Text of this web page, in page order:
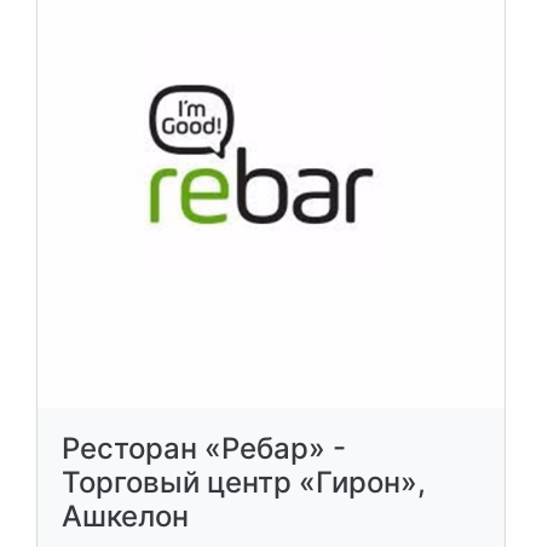
Ресторан «Ребар» -
Торговый центр «Гирон»,
Ашкелон